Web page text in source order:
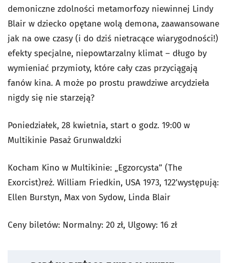
demoniczne zdolności metamorfozy niewinnej Lindy
Blair w dziecko opętane wolą demona, zaawansowane
jak na owe czasy (i do dziś nietracące wiarygodności!)
efekty specjalne, niepowtarzalny klimat – długo by
wymieniać przymioty, które cały czas przyciągają
fanów kina. A może po prostu prawdziwe arcydzieła
nigdy się nie starzeją?
Poniedziałek, 28 kwietnia, start o godz. 19:00 w
Multikinie Pasaż Grunwaldzki
Kocham Kino w Multikinie: „Egzorcysta” (The
Exorcist)reż. William Friedkin, USA 1973, 122’występują:
Ellen Burstyn, Max von Sydow, Linda Blair
Ceny biletów: Normalny: 20 zł, Ulgowy: 16 zł